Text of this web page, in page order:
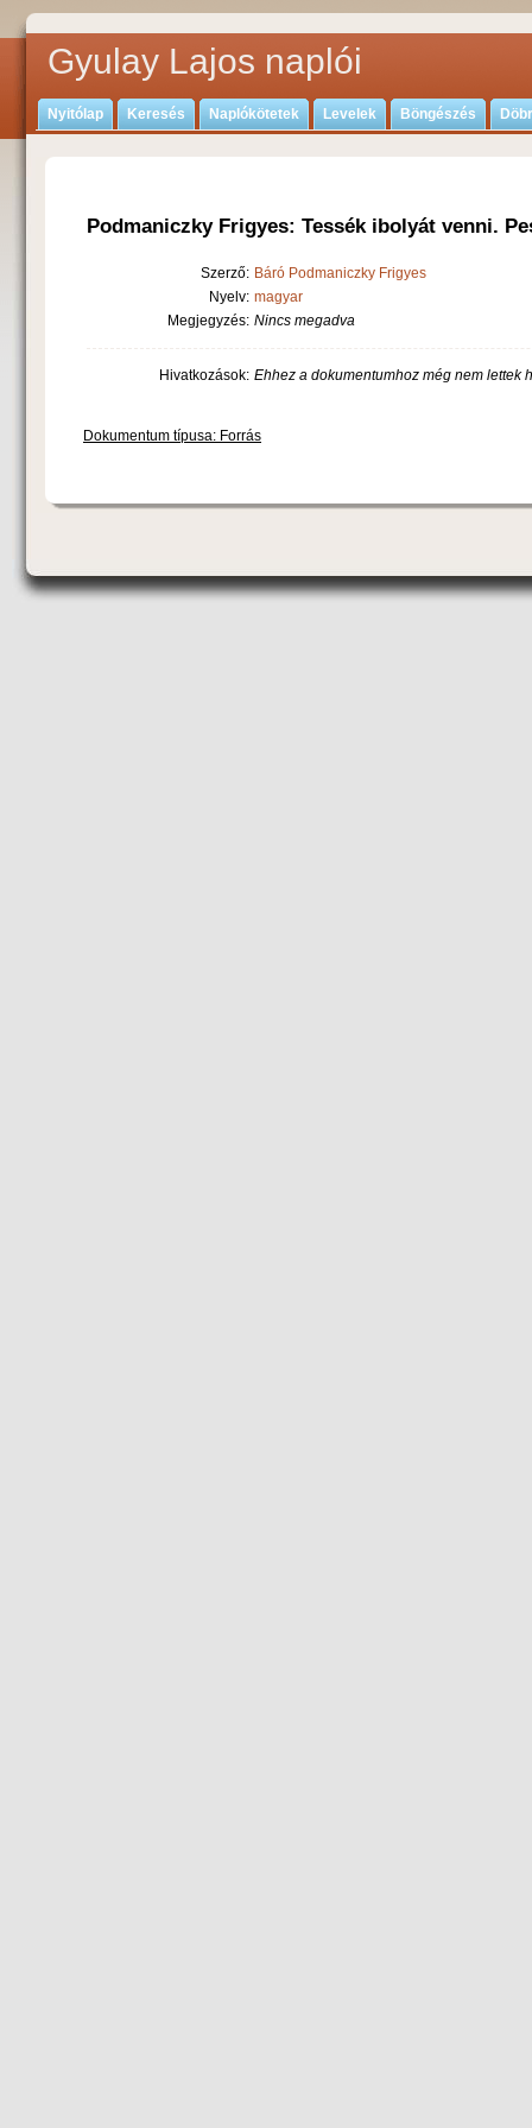
Gyulay Lajos naplói
Nyitólap Keresés Naplókötetek Levelek Böngészés
Podmaniczky Frigyes: Tessék ibolyát venni.
Szerző: Báró Podmaniczky Frigyes
Nyelv: magyar
Megjegyzés: Nincs megadva
Hivatkozások: Ehhez a dokumentumhoz még nem lettek
Dokumentum típusa: Forrás